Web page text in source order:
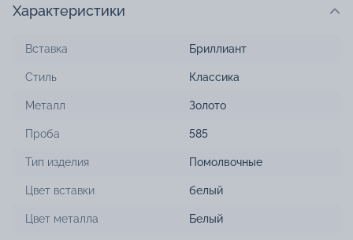
Характеристики
Вставка Бриллиант
Стиль Классика
Металл Золото
Проба 585
Тип изделия Помолвочные
Цвет вставки белый
Цвет металла Белый